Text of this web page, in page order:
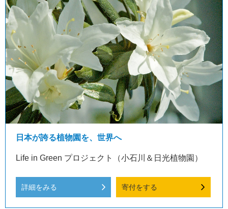
日本が誇る植物園を、世界へ
Life in Green プロジェクト（小石川＆日光植物園）
詳細をみる 寄付をする